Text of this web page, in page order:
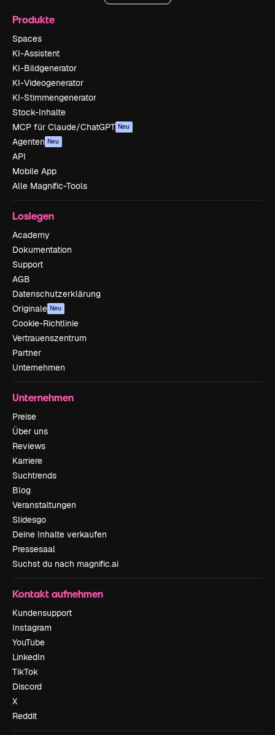
Produkte
Spaces
KI-Assistent
KI-Bildgenerator
KI-Videogenerator
KI-Stimmengenerator
Stock-Inhalte
MCP für Claude/ChatGPT Neu
Agenten Neu
API
Mobile App
Alle Magnific-Tools
Loslegen
Academy
Dokumentation
Support
AGB
Datenschutzerklärung
Originale Neu
Cookie-Richtlinie
Vertrauenszentrum
Partner
Unternehmen
Unternehmen
Preise
Über uns
Reviews
Karriere
Suchtrends
Blog
Veranstaltungen
Slidesgo
Deine Inhalte verkaufen
Pressesaal
Suchst du nach magnific.ai
Kontakt aufnehmen
Kundensupport
Instagram
YouTube
LinkedIn
TikTok
Discord
X
Reddit